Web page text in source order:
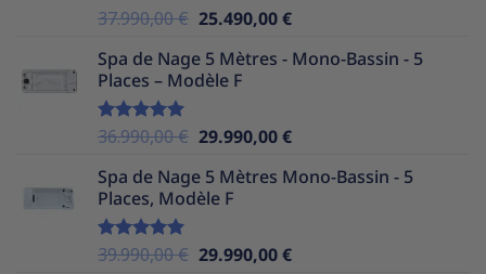
Note5.00
37.990,00€ Le
initial
était :
25.490,00€Le
actuel
Spa de Nage 5 Mètres - Mono-Bassin - 5
Places – Modèle F
Note5.00
36.990,00€ Le
initial
était :
29.990,00€Le
actuel
Spa de Nage 5 Mètres Mono-Bassin - 5
Places, Modèle F
Note5.00
39.990,00€ Le
29.990,00€Le